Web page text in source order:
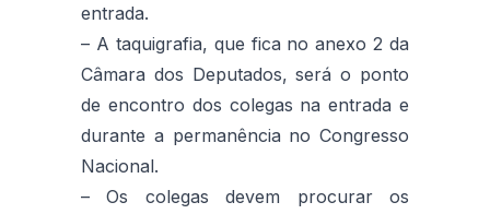
entrada.
– A taquigrafia, que fica no anexo 2 da
Câmara dos Deputados, será o ponto
de encontro dos colegas na entrada e
durante a permanência no Congresso
Nacional.
– Os colegas devem procurar os